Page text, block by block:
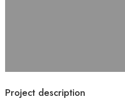
Project description